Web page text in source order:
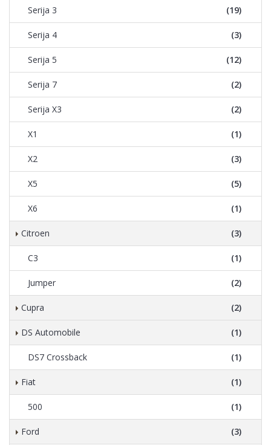
Serija 3 (19)
Serija 4 (3)
Serija 5 (12)
Serija 7 (2)
Serija X3 (2)
X1 (1)
X2 (3)
X5 (5)
X6 (1)
Citroen (3)
C3 (1)
Jumper (2)
Cupra (2)
DS Automobile (1)
DS7 Crossback (1)
Fiat (1)
500 (1)
Ford (3)